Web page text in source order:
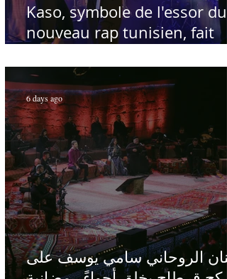
Kaso, symbole de l'essor du
nouveau rap tunisien, fait
international de Sfax - Par
Sofien Manaï
الروحاني سامي يوسف على
6 days ago